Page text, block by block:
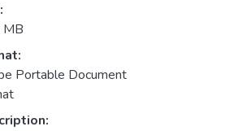
Portable Document